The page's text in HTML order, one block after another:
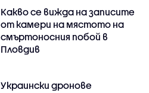
Какво се вижда на записите
от камери на мястото на
смъртоносния побой в
Пловдив
Украински дронове